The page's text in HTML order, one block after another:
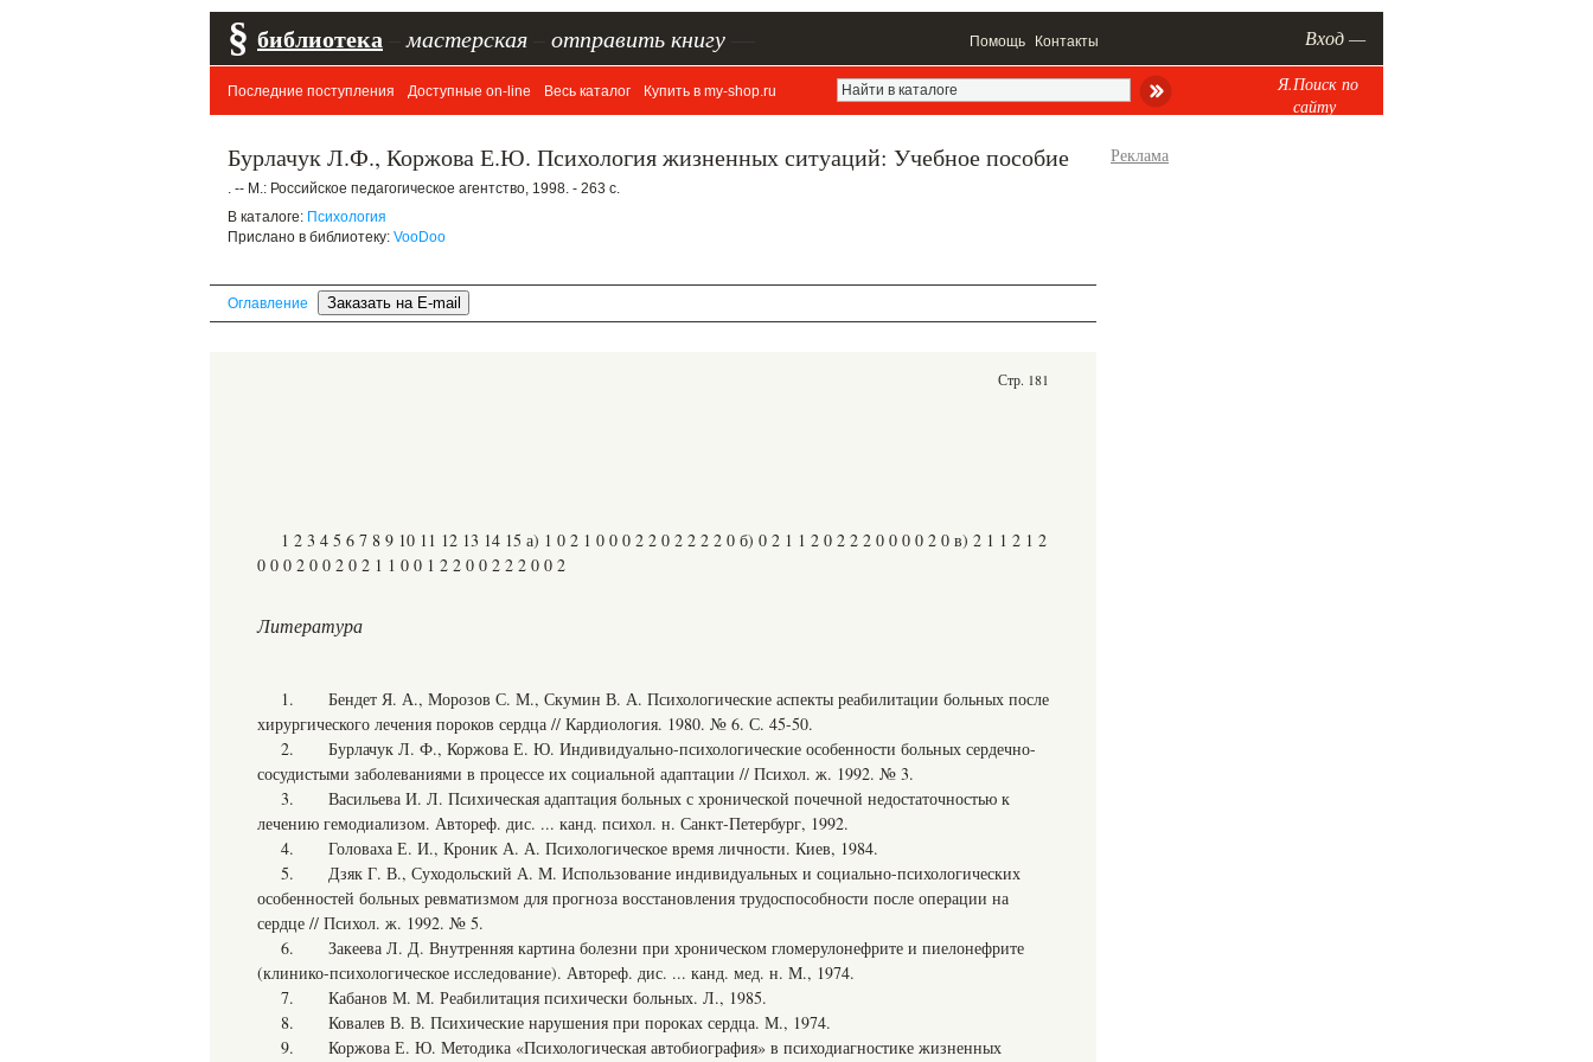
§ библиотека мастерская отправить книгу Помощь Контакты Вход —
Последние поступления Доступные on-line Весь каталог Купить в my-shop.ru
Я.Поиск по
сайту
Бурлачук Л.Ф., Коржова Е.Ю. Психология жизненных ситуаций: Учебное пособие
. -- М.: Российское педагогическое агентство, 1998. - 263 с.
В каталоге: Психология
Прислано в библиотеку: VooDoo
Оглавление
Стр. 181
1 2 3 4 5 6 7 8 9 10 11 12 13 14 15 а) 1 0 2 1 0 0 0 2 2 0 2 2 2 2 0 б) 0 2 1 1 2 0 2 2 2 0 0 0 0 2 0 в) 2 1 1 2 1 2
0 0 0 2 0 0 2 0 2 1 1 0 0 1 2 2 0 0 2 2 2 0 0 2
Литература
1. Бендет Я. А., Морозов С. М., Скумин В. А. Психологические аспекты реабилитации больных после
хирургического лечения пороков сердца // Кардиология. 1980. № 6. С. 45-50.
2. Бурлачук Л. Ф., Коржова Е. Ю. Индивидуально-психологические особенности больных сердечно-
сосудистыми заболеваниями в процессе их социальной адаптации // Психол. ж. 1992. № 3.
3. Васильева И. Л. Психическая адаптация больных с хронической почечной недостаточностью к
лечению гемодиализом. Автореф. дис. ... канд. психол. н. Санкт-Петербург, 1992.
4. Головаха Е. И., Кроник А. А. Психологическое время личности. Киев, 1984.
5. Дзяк Г. В., Суходольский А. М. Использование индивидуальных и социально-психологических
особенностей больных ревматизмом для прогноза восстановления трудоспособности после операции на
сердце // Психол. ж. 1992. № 5.
6. Закеева Л. Д. Внутренняя картина болезни при хроническом гломерулонефрите и пиелонефрите
(клинико-психологическое исследование). Автореф. дис. ... канд. мед. н. М., 1974.
7. Кабанов М. М. Реабилитация психически больных. Л., 1985.
8. Ковалев В. В. Психические нарушения при пороках сердца. М., 1974.
9. Коржова Е. Ю. Методика «Психологическая автобиография» в психодиагностике жизненных
Реклама